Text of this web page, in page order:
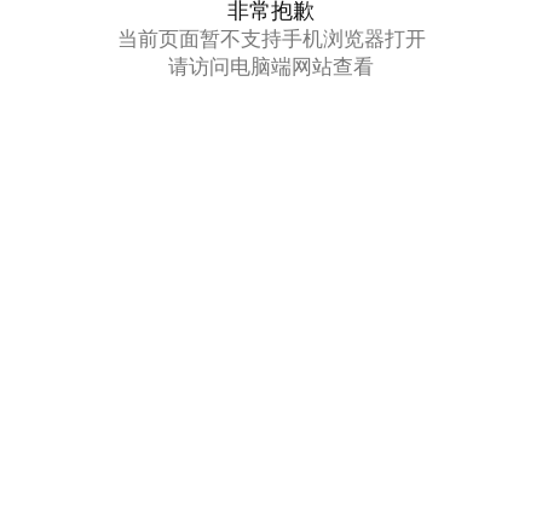
非常抱歉
当前页面暂不支持手机浏览器打开
请访问电脑端网站查看